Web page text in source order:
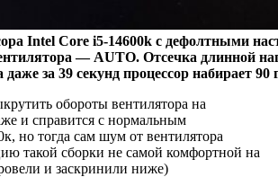
Intel Core i5-14600k c дефолтными
— AUTO. Отсечка длинной
за 39 секунд процессор набирает 90
обороты вентилятора на
и справится с нормальным
но тогда сам шум от вентилятора
такой сборки не самой комфортной на
и заскринили ниже)